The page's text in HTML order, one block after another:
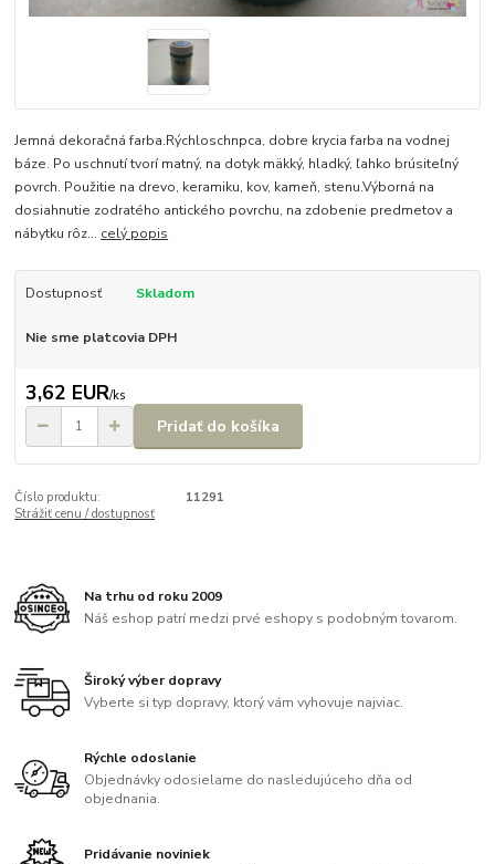
Jemná dekoračná farba.Rýchloschnpca, dobre krycia farba na vodnej
báze. Po uschnutí tvorí matný, na dotyk mäkký, hladký, ľahko brúsiteľný
povrch. Použitie na drevo, keramiku, kov, kameň, stenu.Výborná na
dosiahnutie zodratého antického povrchu, na zdobenie predmetov a
nábytku rôz... celý popis
Dostupnosť Skladom
Nie sme platcovia DPH
3,62 EUR/ks
Pridať do košíka
Číslo produktu:
11291
Strážiť cenu / dostupnosť
Na trhu od roku 2009
Náš eshop patrí medzi prvé eshopy s podobným tovarom.
Široký výber dopravy
Vyberte si typ dopravy, ktorý vám vyhovuje najviac.
Rýchle odoslanie
Objednávky odosielame do nasledujúceho dňa od
objednania.
Pridávanie noviniek